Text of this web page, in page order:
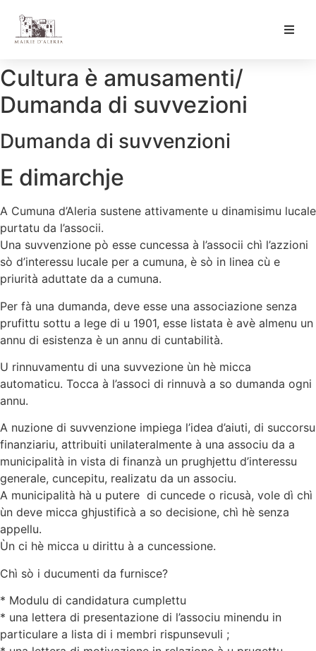
Culture & Loisirs
Mon Quotidien
Cultura è amusamenti/
Dumanda di suvvezioni
Dumanda di suvvenzioni
E dimarchje
A Cumuna d’Aleria sustene attivamente u dinamisimu lucale
purtatu da l’associi.
Una suvvenzione pò esse cuncessa à l’associi chì l’azzioni
sò d’interessu lucale per a cumuna, è sò in linea cù e
priurità aduttate da a cumuna.
Per fà una dumanda, deve esse una associazione senza
prufittu sottu a lege di u 1901, esse listata è avè almenu un
annu di esistenza è un annu di cuntabilità.
U rinnuvamentu di una suvvezione ùn hè micca
automaticu. Tocca à l’associ di rinnuvà a so dumanda ogni
annu.
A nuzione di suvvenzione impiega l’idea d’aiuti, di succorsu
finanziariu, attribuiti unilateralmente à una associu da a
municipalità in vista di finanzà un prughjettu d’interessu
generale, cuncepitu, realizatu da un associu.
A municipalità hà u putere di cuncede o ricusà, vole dì chì
ùn deve micca ghjustificà a so decisione, chì hè senza
appellu.
Ùn ci hè micca u dirittu à a cuncessione.
Chì sò i ducumenti da furnisce?
* Modulu di candidatura cumplettu
* una lettera di presentazione di l’associu minendu in
particulare a lista di i membri rispunsevuli ;